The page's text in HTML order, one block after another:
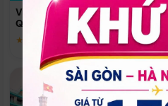
Vinpearl Resort & Spa Phu
Quoc
★ 5.0